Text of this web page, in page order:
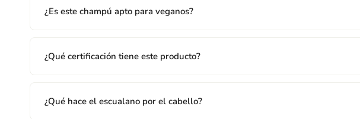
¿Es este champú apto para veganos?
¿Qué certificación tiene este producto?
¿Qué hace el escualano por el cabello?